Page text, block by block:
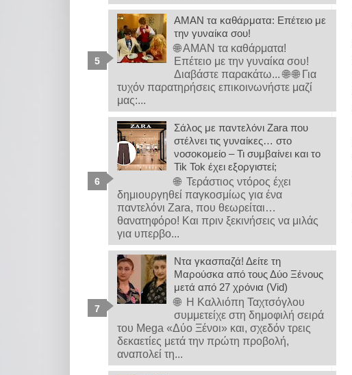
ΑΜΑΝ τα καθάρματα: Επέτειο με
την γυναίκα σου!
🌐 ΑΜΑΝ τα καθάρματα!
Επέτειο με την γυναίκα σου!
Διαβάστε παρακάτω... 🌐 🌐 Για
τυχόν παρατηρήσεις επικοινωνήστε μαζί
μας:...
Σάλος με παντελόνι Zara που
στέλνει τις γυναίκες… στο
νοσοκομείο – Τι συμβαίνει και το
Tik Tok έχει εξοργιστεί;
🌐 Τεράστιος ντόρος έχει
δημιουργηθεί παγκοσμίως για ένα
παντελόνι Zara, που θεωρείται…
θανατηφόρο! Και πριν ξεκινήσεις να μιλάς
για υπερβο...
Ντα γκασπαζά! Δείτε τη
Μαρούσκα από τους Δύο Ξένους
μετά από 27 χρόνια (Vid)
🌐 Η Καλλιόπη Ταχτσόγλου
συμμετείχε στη δημοφιλή σειρά
του Mega «Δύο Ξένοι» και, σχεδόν τρεις
δεκαετίες μετά την πρώτη προβολή,
αναπολεί τη...